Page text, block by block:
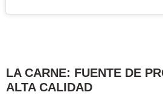
LA CARNE: FUENTE DE
ALTA CALIDAD